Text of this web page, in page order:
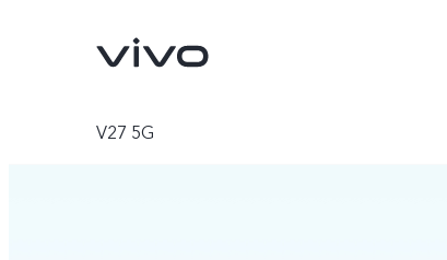
V27 5G